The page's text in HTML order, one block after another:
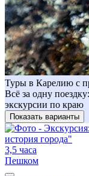
Туры в Карелию с
Всё за одну
экскурсии по краю
Показать варианты
3,5 часа
Пешком